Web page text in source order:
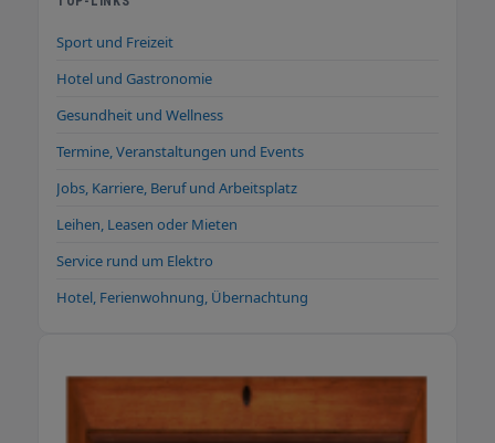
Sport und Freizeit
Hotel und Gastronomie
Gesundheit und Wellness
Termine, Veranstaltungen und Events
Jobs, Karriere, Beruf und Arbeitsplatz
Leihen, Leasen oder Mieten
Service rund um Elektro
Hotel, Ferienwohnung, Übernachtung